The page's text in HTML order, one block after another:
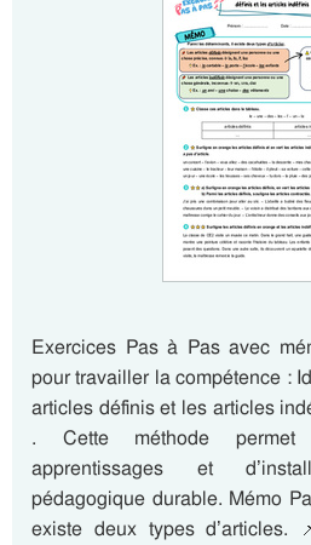
Exercices Pas à Pas avec
pour travailler la compétence :
articles définis et les articles
. Cette méthode
apprentissages et
pédagogique durable. Mémo
existe deux types d’articles.